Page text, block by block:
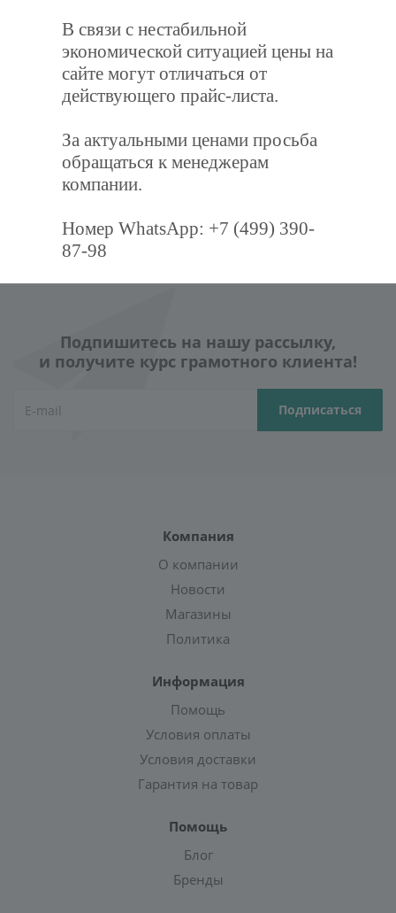
Течеискатель Elitech HLD
100
4 500руб./шт
Заказать
Детектор утечки фреона
BC-RF1
12 600
Заказать
Подпишитесь на нашу рассылку,
и получите курс грамотного клиента!
Компания
О компании
Новости
Магазины
Политика
Информация
Помощь
Условия оплаты
Условия доставки
Гарантия на товар
Помощь
Блог
Бренды
В связи с нестабильной
экономической ситуацией цены на
сайте могут отличаться от
действующего прайс-листа.
За актуальными ценами просьба
обращаться к менеджерам
компании.
Номер WhatsApp: +7 (499) 390-
87-98